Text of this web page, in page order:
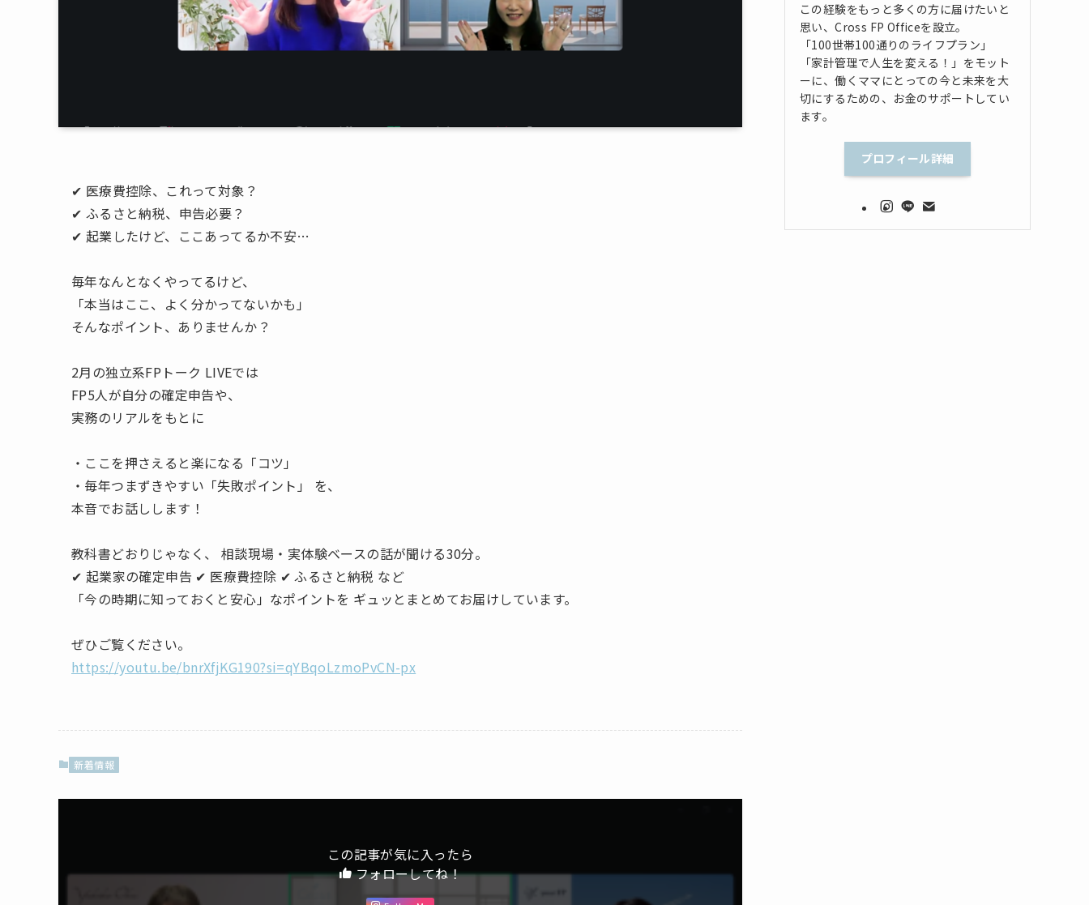
✔ 医療費控除、これって対象？
✔ ふるさと納税、申告必要？
✔ 起業したけど、ここあってるか不安…
毎年なんとなくやってるけど、
「本当はここ、よく分かってないかも」
そんなポイント、ありませんか？
2月の独立系FPトーク LIVEでは
FP5人が自分の確定申告や、
実務のリアルをもとに
・ここを押さえると楽になる「コツ」
・毎年つまずきやすい「失敗ポイント」 を、
本音でお話しします！
教科書どおりじゃなく、 相談現場・実体験ベースの話が聞ける30分。
✔ 起業家の確定申告 ✔ 医療費控除 ✔ ふるさと納税 など
「今の時期に知っておくと安心」なポイントを ギュッとまとめてお届けしています。
ぜひご覧ください。
https://youtu.be/bnrXfjKG190?si=qYBqoLzmoPvCN-px
新着情報
この記事が気に入ったら
フォローしてね！
この経験をもっと多くの方に届けたいと
思い、Cross FP Officeを設立。
「100世帯100通りのライフプラン」
「家計管理で人生を変える！」をモット
ーに、働くママにとっての今と未来を大
切にするための、お金のサポートしてい
ます。
プロフィール詳細